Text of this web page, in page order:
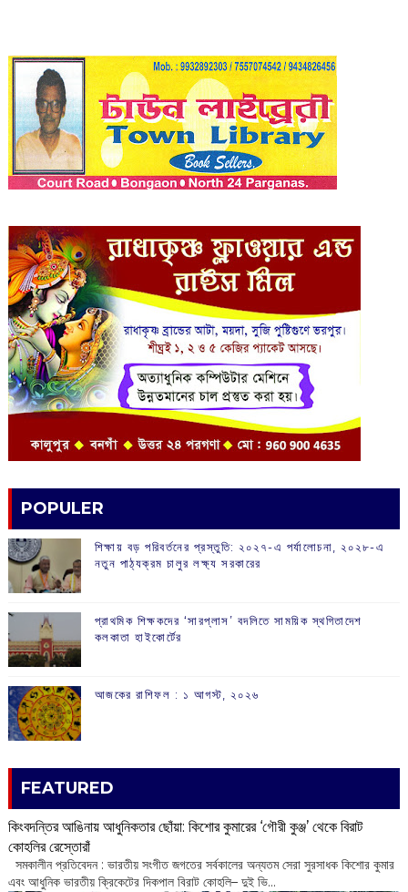
POPULER
শিক্ষায় বড় পরিবর্তনের প্রস্তুতি: ২০২৭-এ পর্যালোচনা, ২০২৮-এ
নতুন পাঠ্যক্রম চালুর লক্ষ্য সরকারের
প্রাথমিক শিক্ষকদের ‘সারপ্লাস’ বদলিতে সাময়িক স্থগিতাদেশ
কলকাতা হাইকোর্টের
আজকের রাশিফল :‌ ‌‌১ আগস্ট, ২০২৬
FEATURED
কিংবদন্তির আঙিনায় আধুনিকতার ছোঁয়া: কিশোর কুমারের ‘গৌরী কুঞ্জ’ থেকে বিরাট
কোহলির রেস্তোরাঁ
‌ সমকালীন প্রতিবেদন : ভারতীয় সংগীত জগতের সর্বকালের অন্যতম সেরা সুরসাধক কিশোর কুমার
এবং আধুনিক ভারতীয় ক্রিকেটের দিকপাল বিরাট কোহলি– ‌দুই ভি...